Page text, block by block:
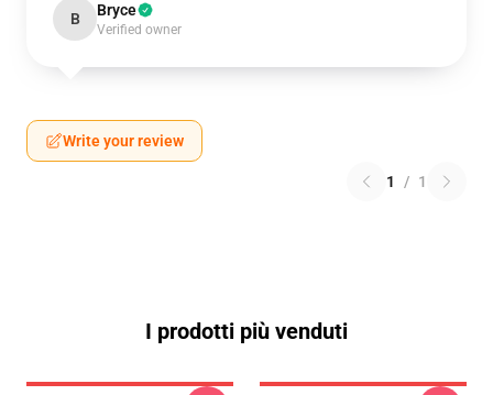
B Bryce
Verified owner
Write your review
1 / 1
I prodotti più venduti